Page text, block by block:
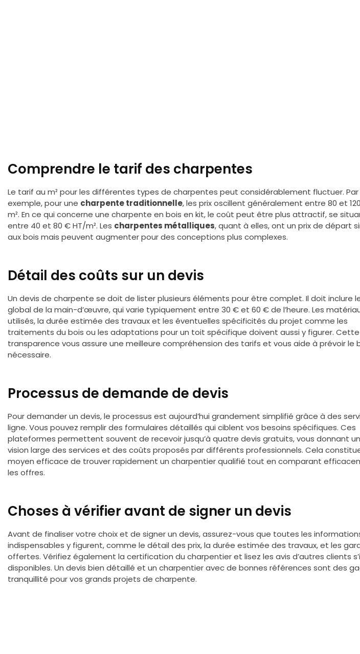
Comprendre le tarif des charpentes
Le tarif au m² pour les différentes types de charpentes peut considérablement fluctuer. Par
exemple, pour une charpente traditionnelle, les prix oscillent généralement entre 80 et
m². En ce qui concerne une charpente en bois en kit, le coût peut être plus attractif, se
entre 40 et 80 € HT/m². Les charpentes métalliques, quant à elles, ont un prix de départ
aux bois mais peuvent augmenter pour des conceptions plus complexes.
Détail des coûts sur un devis
Un devis de charpente se doit de lister plusieurs éléments pour être complet. Il doit inclure
global de la main-d’œuvre, qui varie typiquement entre 30 € et 60 € de l’heure. Les
utilisés, la durée estimée des travaux et les éventuelles spécificités du projet comme les
traitements du bois ou les adaptations pour un toit spécifique doivent aussi y figurer. Cette
transparence vous assure une meilleure compréhension des tarifs et vous aide à prévoir le
nécessaire.
Processus de demande de devis
Pour demander un devis, le processus est aujourd’hui grandement simplifié grâce à des
ligne. Vous pouvez remplir des formulaires détaillés qui ciblent vos besoins spécifiques. Ces
plateformes permettent souvent de recevoir jusqu’à quatre devis gratuits, vous donnant
vision large des services et des coûts proposés par différents professionnels. Cela
moyen efficace de trouver rapidement un charpentier qualifié tout en comparant
les offres.
Choses à vérifier avant de signer un devis
Avant de finaliser votre choix et de signer un devis, assurez-vous que toutes les
indispensables y figurent, comme le détail des prix, la durée estimée des travaux, et les
offertes. Vérifiez également la certification du charpentier et lisez les avis d’autres clients
disponibles. Un devis bien détaillé et un charpentier avec de bonnes références sont des
tranquillité pour vos grands projets de charpente.